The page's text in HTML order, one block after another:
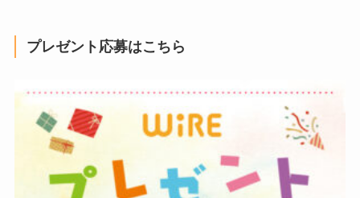
プレゼント応募はこちら